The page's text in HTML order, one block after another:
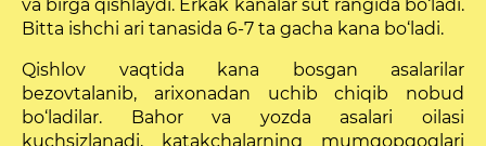
va birga qishlaydi. Erkak kanalar sut rangida bo‘ladi.
Bitta ishchi ari tanasida 6-7 ta gacha kana bo‘ladi.
Qishlov vaqtida kana bosgan asala­rilar
bezovtalanib, arixonadan uchib chiqib nobud
bo‘ladilar. Bahor va yozda asalari oilasi
kuchsizlanadi, katak­chalarning mumqopqoqlari